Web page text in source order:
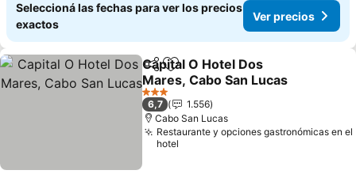
Seleccioná las fechas para ver los precios
exactos
Ver precios
CompartirAñadir a favoritos
Capital O Hotel Dos
Mares, Cabo San Lucas
3 Estrellas
6,7
1.556
Cabo San Lucas
Restaurante y opciones gastronómicas en el
hotel